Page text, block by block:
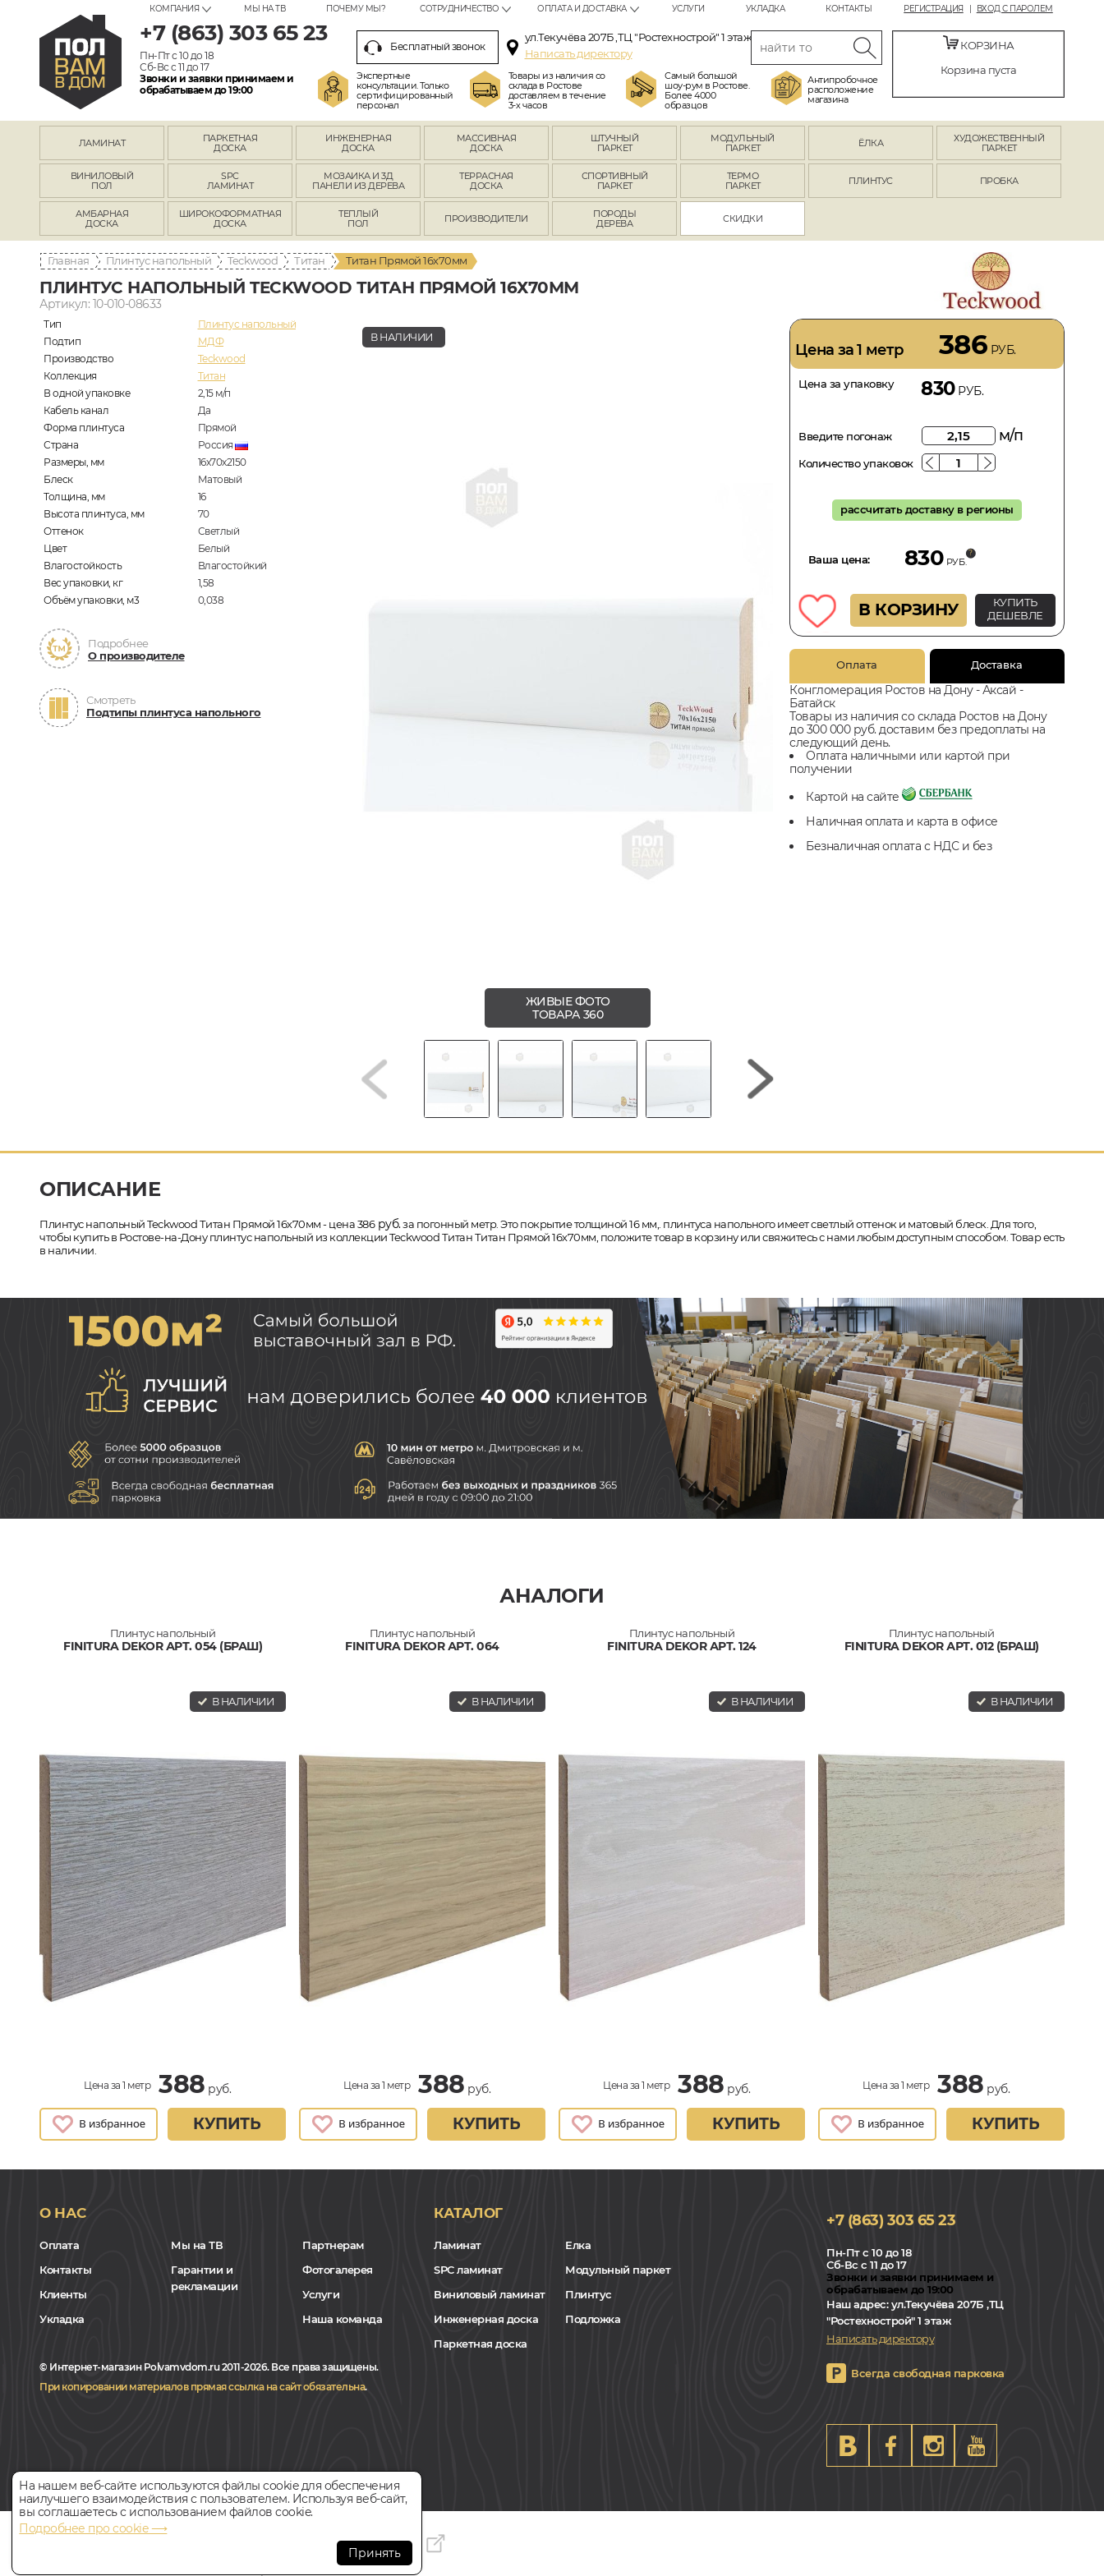
РЕГИСТРАЦИЯ ВХОД С ПАРОЛЕМ
КОМПАНИЯ МЫ НА ТВ ПОЧЕМУ МЫ? СОТРУДНИЧЕСТВО ОПЛАТА И ДОСТАВКА УСЛУГИ УКЛАДКА КОНТАКТЫ
+7 (863) 303 65 23
Пн-Пт с 10 до 18
Сб-Вс с 11 до 17
Звонки и заявки принимаем и
обрабатываем до 19:00
Бесплатный звонок
ул.Текучёва 207Б ,ТЦ "Ростехнострой" 1 этаж
Написать директору
Экспертные
консультации. Только
сертифицированный
персонал
Товары из наличия со
склада в Ростове
доставляем в течение
3-х часов
Самый большой
шоу-рум в Ростове.
Более 4000
образцов
Антипробочное
расположение
магазина
КОРЗИНА
Корзина пуста
ЛАМИНАТ
ПАРКЕТНАЯ
ДОСКА
ИНЖЕНЕРНАЯ
ДОСКА
МАССИВНАЯ
ДОСКА
ШТУЧНЫЙ
ПАРКЕТ
МОДУЛЬНЫЙ
ПАРКЕТ
ЁЛКА
ХУДОЖЕСТВЕННЫЙ
ПАРКЕТ
ВИНИЛОВЫЙ
ПОЛ
SPC
ЛАМИНАТ
МОЗАИКА И 3Д
ПАНЕЛИ ИЗ ДЕРЕВА
ТЕРРАСНАЯ
ДОСКА
СПОРТИВНЫЙ
ПАРКЕТ
ТЕРМО
ПАРКЕТ
ПЛИНТУС ПРОБКА
АМБАРНАЯ
ДОСКА
ШИРОКОФОРМАТНАЯ
ДОСКА
ТЕПЛЫЙ
ПОЛ
ПРОИЗВОДИТЕЛИ
ПОРОДЫ
ДЕРЕВА
СКИДКИ
Главная Плинтус напольный Teckwood Титан Титан Прямой 16х70мм
ПЛИНТУС НАПОЛЬНЫЙ TECKWOOD ТИТАН ПРЯМОЙ 16Х70ММ
Артикул: 10-010-08633
Тип
Плинтус напольный
Подтип
МДФ
Производство
Teckwood
Коллекция
Титан
В одной упаковке
2,15 м/п
Кабель канал
Да
Форма плинтуса
Прямой
Страна
Россия
Размеры, мм
16х70х2150
Блеск
Матовый
Толщина, мм
16
Высота плинтуса, мм
70
Оттенок
Светлый
Цвет
Белый
Влагостойкость
Влагостойкий
Вес упаковки, кг
1,58
Объём упаковки, м3
0,038
Подробнее
О производителе
Смотреть
Подтипы плинтуса напольного
В НАЛИЧИИ
ЖИВЫЕ ФОТО
ТОВАРА 360
Цена за 1 метр 386 РУБ.
Цена за упаковку 830РУБ.
Введите погонаж м/п
Количество упаковок
рассчитать доставку в регионы
Ваша цена: 830 РУБ.
В КОРЗИНУ
КУПИТЬ
ДЕШЕВЛЕ
Оплата Доставка
Конгломерация Ростов на Дону - Аксай -
Батайск
Товары из наличия со склада Ростов на Дону
до 300 000 руб. доставим без предоплаты на
следующий день.
Оплата наличными или картой при
получении
Картой на сайте
Наличная оплата и карта в офисе
Безналичная оплата с НДС и без
ОПИСАНИЕ
Плинтус напольный Teckwood Титан Прямой 16х70мм - цена 386руб.за погонный метр. Это покрытие толщиной 16 мм,. плинтуса напольного имеет светлый оттенок и матовый блеск. Для того,
чтобы купить в Ростове-на-Дону плинтус напольный из коллекции Teckwood Титан Титан Прямой 16х70мм, положите товар в корзину или свяжитесь с нами любым доступным способом. Товар есть
в наличии.
АНАЛОГИ
Плинтус напольный
FINITURA DEKOR АРТ. 054 (БРАШ)
В НАЛИЧИИ
Цена за 1 метр 388 руб.
КУПИТЬ
Плинтус напольный
FINITURA DEKOR АРТ. 064
В НАЛИЧИИ
Цена за 1 метр 388 руб.
КУПИТЬ
Плинтус напольный
FINITURA DEKOR АРТ. 124
В НАЛИЧИИ
Цена за 1 метр 388 руб.
КУПИТЬ
Плинтус напольный
FINITURA DEKOR АРТ. 012 (БРАШ)
В НАЛИЧИИ
Цена за 1 метр 388 руб.
КУПИТЬ
О НАС
Оплата
Контакты
Клиенты
Укладка
Мы на ТВ
Гарантии и
рекламации
Партнерам
Фотогалерея
Услуги
Наша команда
КАТАЛОГ
Ламинат
SPC ламинат
Виниловый ламинат
Инженерная доска
Паркетная доска
Елка
Модульный паркет
Плинтус
Подложка
+7 (863) 303 65 23
Пн-Пт с 10 до 18
Сб-Вс с 11 до 17
Звонки и заявки принимаем и
обрабатываем до 19:00
Наш адрес:ул.Текучёва 207Б ,ТЦ
"Ростехнострой" 1 этаж
Написать директору
Всегда свободная парковка
© Интернет-магазин Polvamvdom.ru 2011-2026. Все права защищены.
При копировании материалов прямая ссылка на сайт обязательна.
На нашем веб-сайте используются файлы cookie для обеспечения
наилучшего взаимодействия с пользователем. Используя веб-сайт,
вы соглашаетесь с использованием файлов cookie.
Подробнее про cookie ⟶
Принять